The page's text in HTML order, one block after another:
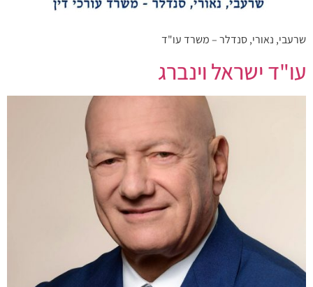
שרעבי, נאורי, סנדלר – משרד עו"ד
עו"ד ישראל וינברג